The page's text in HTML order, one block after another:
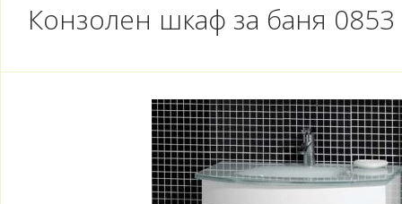
Конзолен шкаф за баня 0853